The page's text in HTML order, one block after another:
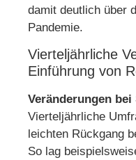
damit deutlich über
Pandemie.
Vierteljährliche
Einführung von
Veränderungen
Vierteljährliche
leichten Rückgang
So lag